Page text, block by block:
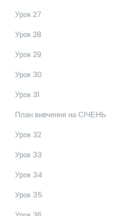
Урок 27
Урок 28
Урок 29
Урок 30
Урок 31
План вивчення на СІЧЕНЬ
Урок 32
Урок 33
Урок 34
Урок 35